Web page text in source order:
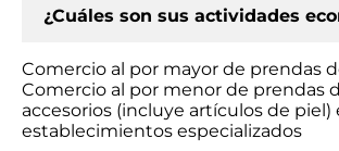
¿Cuáles son sus actividades
Comercio al por mayor de prendas
Comercio al por menor de prendas
accesorios (incluye artículos de piel)
establecimientos especializados